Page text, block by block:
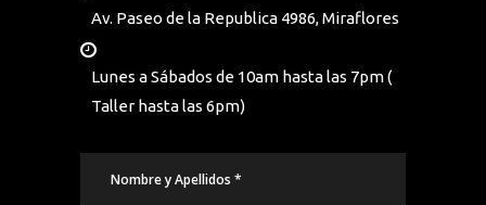
Av. Paseo de la Republica 4986, Miraflores
Lunes a Sábados de 10am hasta las 7pm (
Taller hasta las 6pm)